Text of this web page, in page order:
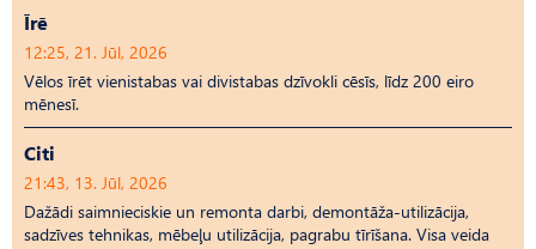
Īrē
12:25, 21. Jūl, 2026
Vēlos īrēt vienistabas vai divistabas dzīvokli cēsīs, līdz 200 eiro
mēnesī.
Citi
21:43, 13. Jūl, 2026
Dažādi saimnieciskie un remonta darbi, demontāža-utilizācija,
sadzīves tehnikas, mēbeļu utilizācija, pagrabu tīrīšana. Visa veida